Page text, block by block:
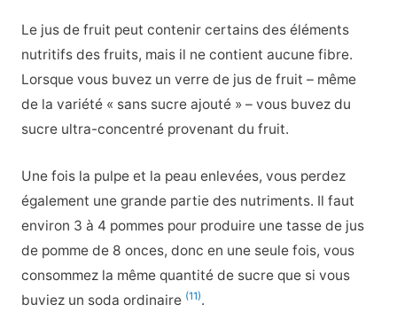
Le jus de fruit peut contenir certains des éléments
nutritifs des fruits, mais il ne contient aucune fibre.
Lorsque vous buvez un verre de jus de fruit – même
de la variété « sans sucre ajouté » – vous buvez du
sucre ultra-concentré provenant du fruit.
Une fois la pulpe et la peau enlevées, vous perdez
également une grande partie des nutriments. Il faut
environ 3 à 4 pommes pour produire une tasse de jus
de pomme de 8 onces, donc en une seule fois, vous
consommez la même quantité de sucre que si vous
buviez un soda ordinaire (11).